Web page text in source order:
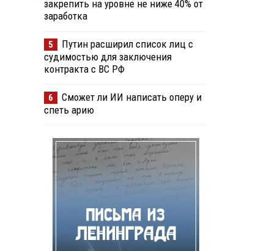
закрепить на уровне не ниже 40% от
заработка
5
Путин расширил список лиц с
судимостью для заключения
контракта с ВС РФ
6
Сможет ли ИИ написать оперу и
спеть арию